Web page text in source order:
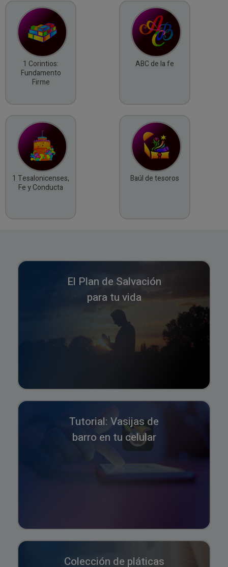
El Plan de Salvación
para tu vida
Tutorial: Vasijas de
barro en tu celular
Colección de pláticas
1 Corintios:
Fundamento
Firme
1 Tesalonicenses,
Fe y Conducta
ABC de la fe
Baúl de tesoros